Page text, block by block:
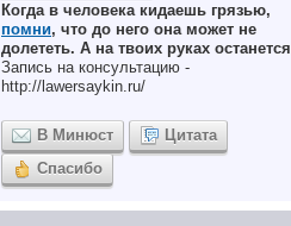
Когда в человека кидаешь грязью,
помни, что до него она может не
долететь. А на твоих руках
Запись на консультацию -
http://lawersaykin.ru/
В Минюст
Цитата
Спасибо